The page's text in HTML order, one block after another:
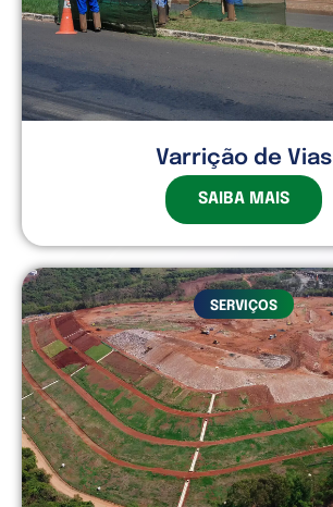
Varrição de Vias
SAIBA MAIS
SERVIÇOS